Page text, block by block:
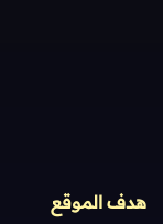
هدف الموقع